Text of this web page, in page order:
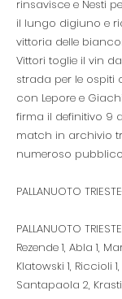
rinsavisce e Nesti
il lungo digiuno e
vittoria delle
Vittori toglie il vin
strada per le ospiti
con Lepore e
firma il definitivo 9
match in archivio
numeroso
PALLANUOTO
PALLANUOTO
Rezende 1, Abla 1,
Klatowski 1, Riccioli
Santapaola 2,